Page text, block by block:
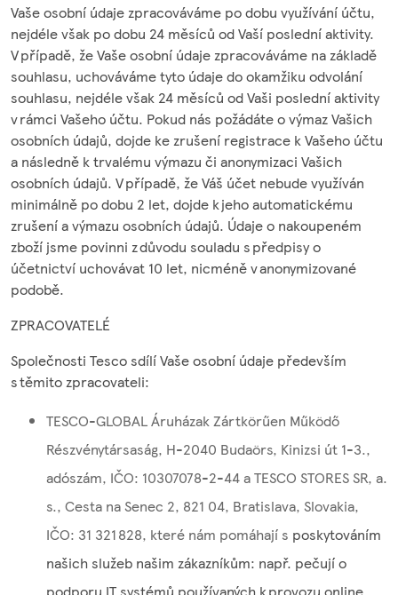
Vaše osobní údaje zpracováváme po dobu využívání účtu,
nejdéle však po dobu 24 měsíců od Vaší poslední aktivity.
V případě, že Vaše osobní údaje zpracováváme na základě
souhlasu, uchováváme tyto údaje do okamžiku odvolání
souhlasu, nejdéle však 24 měsíců od Vaši poslední aktivity
v rámci Vašeho účtu. Pokud nás požádáte o výmaz Vašich
osobních údajů, dojde ke zrušení registrace k Vašeho účtu
a následně k trvalému výmazu či anonymizaci Vašich
osobních údajů. V případě, že Váš účet nebude využíván
minimálně po dobu 2 let, dojde k jeho automatickému
zrušení a výmazu osobních údajů. Údaje o nakoupeném
zboží jsme povinni z důvodu souladu s předpisy o
účetnictví uchovávat 10 let, nicméně v anonymizované
podobě.
ZPRACOVATELÉ
Společnosti Tesco sdílí Vaše osobní údaje především
s těmito zpracovateli:
TESCO-GLOBAL Áruházak Zártkörűen Működő
Részvénytársaság, H-2040 Budaörs, Kinizsi út 1-3.,
adószám, IČO: 10307078-2-44 a TESCO STORES SR, a.
s., Cesta na Senec 2, 821 04, Bratislava, Slovakia,
IČO: 31 321 828, které nám pomáhají s poskytováním
našich služeb našim zákazníkům: např. pečují o
podporu IT systémů používaných k provozu online